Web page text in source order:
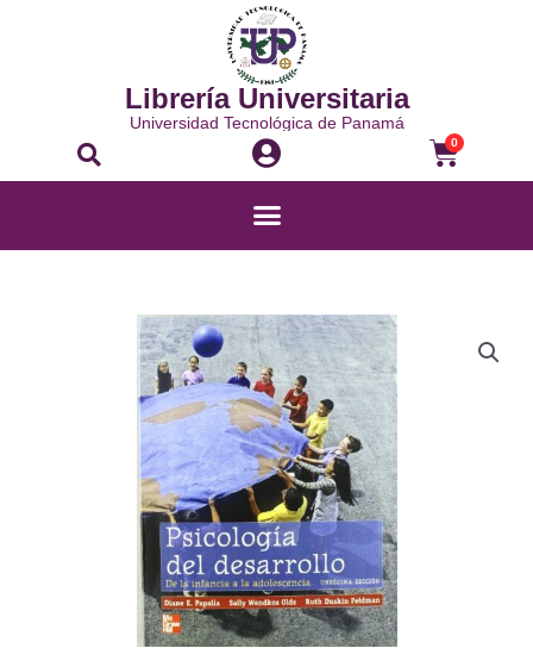
Librería Universitaria
Universidad Tecnológica de Panamá
Buscar 0
Carrito
Menú